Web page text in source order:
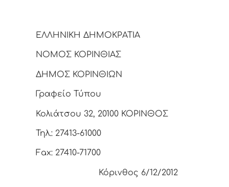
ΕΛΛΗΝΙΚΗ ΔΗΜΟΚΡΑΤΙΑ
ΝΟΜΟΣ ΚΟΡΙΝΘΙΑΣ
ΔΗΜΟΣ ΚΟΡΙΝΘΙΩΝ
Γραφείο Τύπου
Κολιάτσου 32, 20100 ΚΟΡΙΝΘΟΣ
Τηλ.: 27413-61000
Fax: 27410-71700
Κόρινθος 6/12/2012